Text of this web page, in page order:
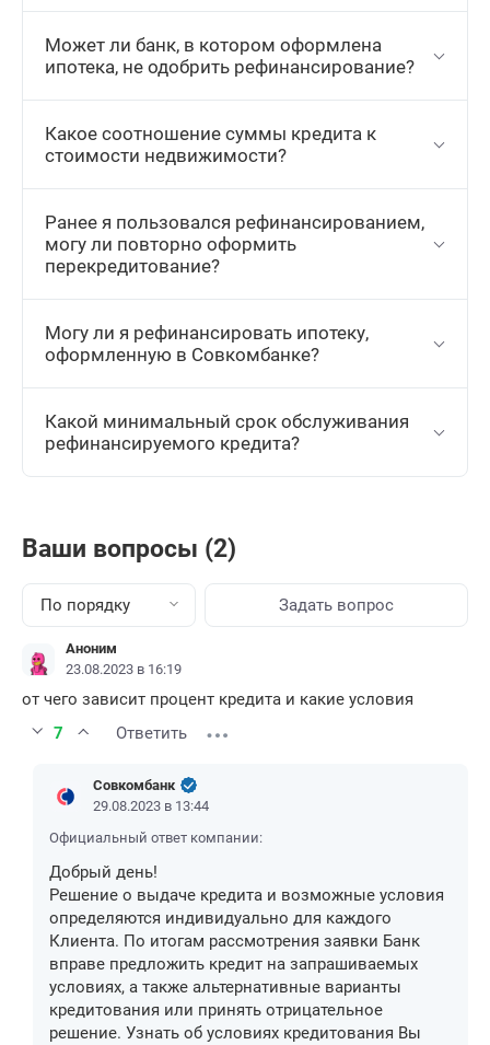
Может ли банк, в котором оформлена
ипотека, не одобрить рефинансирование?
Какое соотношение суммы кредита к
стоимости недвижимости?
Ранее я пользовался рефинансированием,
могу ли повторно оформить
перекредитование?
Могу ли я рефинансировать ипотеку,
оформленную в Совкомбанке?
Какой минимальный срок обслуживания
рефинансируемого кредита?
Ваши вопросы (2)
По порядку Задать вопрос
Аноним
23.08.2023 в 16:19
от чего зависит процент кредита и какие условия
7
Ответить
Совкомбанк
29.08.2023 в 13:44
Официальный ответ компании:
Добрый день!
Решение о выдаче кредита и возможные условия
определяются индивидуально для каждого
Клиента. По итогам рассмотрения заявки Банк
вправе предложить кредит на запрашиваемых
условиях, а также альтернативные варианты
кредитования или принять отрицательное
решение. Узнать об условиях кредитования Вы